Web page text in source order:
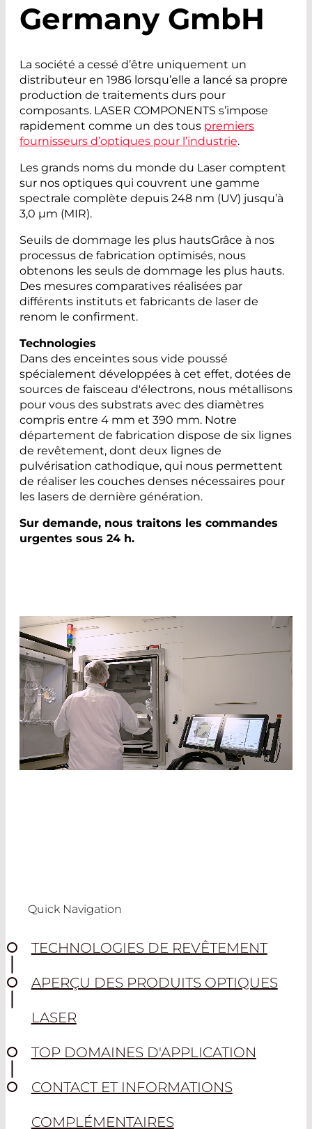
Germany GmbH
La société a cessé d’être uniquement un
distributeur en 1986 lorsqu’elle a lancé sa propre
production de traitements durs pour
composants. LASER COMPONENTS s’impose
rapidement comme un des tous premiers
fournisseurs d’optiques pour l’industrie.
Les grands noms du monde du Laser comptent
sur nos optiques qui couvrent une gamme
spectrale complète depuis 248 nm (UV) jusqu’à
3,0 µm (MIR).
Seuils de dommage les plus hautsGrâce à nos
processus de fabrication optimisés, nous
obtenons les seuls de dommage les plus hauts.
Des mesures comparatives réalisées par
différents instituts et fabricants de laser de
renom le confirment.
Technologies
Dans des enceintes sous vide poussé
spécialement développées à cet effet, dotées de
sources de faisceau d'électrons, nous métallisons
pour vous des substrats avec des diamètres
compris entre 4 mm et 390 mm. Notre
département de fabrication dispose de six lignes
de revêtement, dont deux lignes de
pulvérisation cathodique, qui nous permettent
de réaliser les couches denses nécessaires pour
les lasers de dernière génération.
Sur demande, nous traitons les commandes
urgentes sous 24 h.
Quick Navigation
TECHNOLOGIES DE REVÊTEMENT
APERÇU DES PRODUITS OPTIQUES
LASER
TOP DOMAINES D'APPLICATION
CONTACT ET INFORMATIONS
COMPLÉMENTAIRES